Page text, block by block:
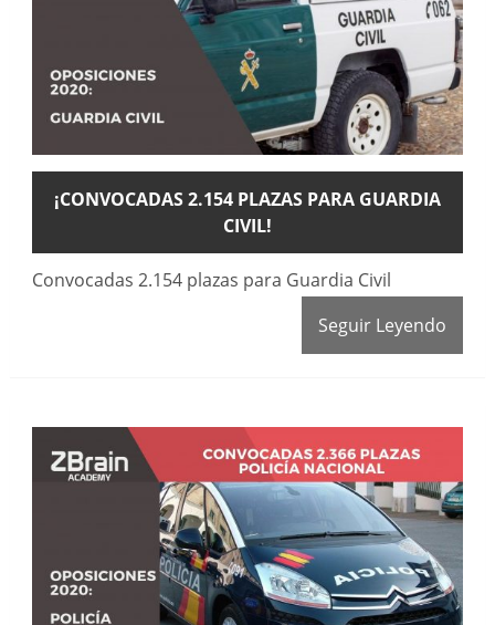
¡CONVOCADAS 2.154 PLAZAS PARA GUARDIA
CIVIL!
Convocadas 2.154 plazas para Guardia Civil
Seguir Leyendo